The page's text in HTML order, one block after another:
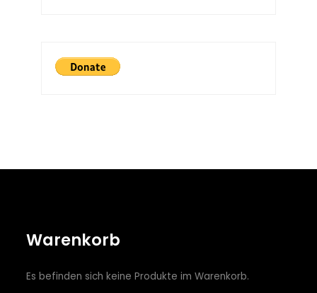
Warenkorb
Es befinden sich keine Produkte im Warenkorb.